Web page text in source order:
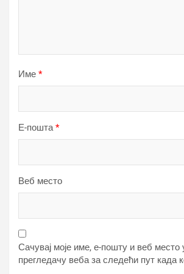
Име *
Е-пошта*
Веб место
Сачувај моје име, е-пошту и веб место
прегледачу веба за следећи пут када